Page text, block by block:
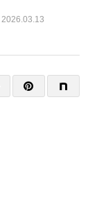
2026.03.13